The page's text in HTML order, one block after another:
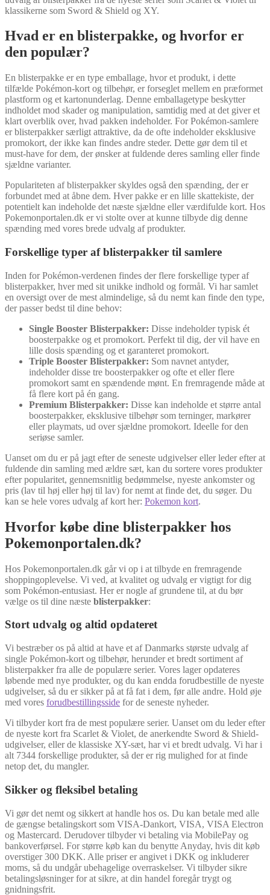
klassikerne som Sword & Shield og XY.
Hvad er en blisterpakke, og hvorfor er
den populær?
En blisterpakke er en type emballage, hvor et produkt, i dette
tilfælde Pokémon-kort og tilbehør, er forseglet mellem en præformet
plastform og et kartonunderlag. Denne emballagetype beskytter
indholdet mod skader og manipulation, samtidig med at det giver et
klart overblik over, hvad pakken indeholder. For Pokémon-samlere
er blisterpakker særligt attraktive, da de ofte indeholder eksklusive
promokort, der ikke kan findes andre steder. Dette gør dem til et
must-have for dem, der ønsker at fuldende deres samling eller finde
sjældne varianter.
Populariteten af blisterpakker skyldes også den spænding, der er
forbundet med at åbne dem. Hver pakke er en lille skattekiste, der
potentielt kan indeholde det næste sjældne eller værdifulde kort. Hos
Pokemonportalen.dk er vi stolte over at kunne tilbyde dig denne
spænding med vores brede udvalg af produkter.
Forskellige typer af blisterpakker til samlere
Inden for Pokémon-verdenen findes der flere forskellige typer af
blisterpakker, hver med sit unikke indhold og formål. Vi har samlet
en oversigt over de mest almindelige, så du nemt kan finde den type,
der passer bedst til dine behov:
Single Booster Blisterpakker: Disse indeholder typisk ét
boosterpakke og et promokort. Perfekt til dig, der vil have en
lille dosis spænding og et garanteret promokort.
Triple Booster Blisterpakker: Som navnet antyder,
indeholder disse tre boosterpakker og ofte et eller flere
promokort samt en spændende mønt. En fremragende måde at
få flere kort på én gang.
Premium Blisterpakker: Disse kan indeholde et større antal
boosterpakker, eksklusive tilbehør som terninger, markører
eller playmats, ud over sjældne promokort. Ideelle for den
seriøse samler.
Uanset om du er på jagt efter de seneste udgivelser eller leder efter at
fuldende din samling med ældre sæt, kan du sortere vores produkter
efter popularitet, gennemsnitlig bedømmelse, nyeste ankomster og
pris (lav til høj eller høj til lav) for nemt at finde det, du søger. Du
kan se hele vores udvalg af kort her: Pokemon kort.
Hvorfor købe dine blisterpakker hos
Pokemonportalen.dk?
Hos Pokemonportalen.dk går vi op i at tilbyde en fremragende
shoppingoplevelse. Vi ved, at kvalitet og udvalg er vigtigt for dig
som Pokémon-entusiast. Her er nogle af grundene til, at du bør
vælge os til dine næste blisterpakker:
Stort udvalg og altid opdateret
Vi bestræber os på altid at have et af Danmarks største udvalg af
single Pokémon-kort og tilbehør, herunder et bredt sortiment af
blisterpakker fra alle de populære serier. Vores lager opdateres
løbende med nye produkter, og du kan endda forudbestille de nyeste
udgivelser, så du er sikker på at få fat i dem, før alle andre. Hold øje
med vores forudbestillingsside for de seneste nyheder.
Vi tilbyder kort fra de mest populære serier. Uanset om du leder efter
de nyeste kort fra Scarlet & Violet, de anerkendte Sword & Shield-
udgivelser, eller de klassiske XY-sæt, har vi et bredt udvalg. Vi har i
alt 7344 forskellige produkter, så der er rig mulighed for at finde
netop det, du mangler.
Sikker og fleksibel betaling
Vi gør det nemt og sikkert at handle hos os. Du kan betale med alle
de gængse betalingskort som VISA-Dankort, VISA, VISA Electron
og Mastercard. Derudover tilbyder vi betaling via MobilePay og
bankoverførsel. For større køb kan du benytte Anyday, hvis dit køb
overstiger 300 DKK. Alle priser er angivet i DKK og inkluderer
moms, så du undgår ubehagelige overraskelser. Vi tilbyder sikre
betalingsløsninger for at sikre, at din handel foregår trygt og
gnidningsfrit.